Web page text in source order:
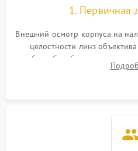
защиты от перегрева
Поломка системы защиты
1. Первичная
Внешний осмотр корпуса на
целостности линз
работы барабанчиков ввода
параллакса и зума.